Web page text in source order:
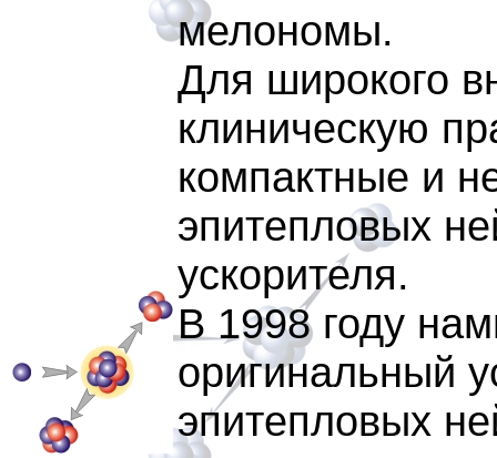
мелономы.
Для широкого
клиническую
компактные и
эпитепловых
ускорителя.
В 1998 году
оригинальный
эпитепловых